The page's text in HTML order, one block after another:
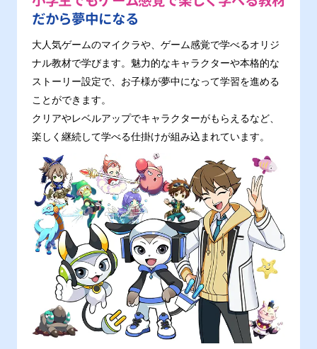
だから夢中になる
大人気ゲームのマイクラや、ゲーム感覚で学べるオリジ
ナル教材で学びます。魅力的なキャラクターや本格的な
ストーリー設定で、お子様が夢中になって学習を進める
ことができます。
クリアやレベルアップでキャラクターがもらえるなど、
楽しく継続して学べる仕掛けが組み込まれています。